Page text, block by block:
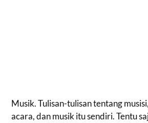
Musik. Tulisan-tulisan tentang
acara, dan musik itu sendiri. Tentu